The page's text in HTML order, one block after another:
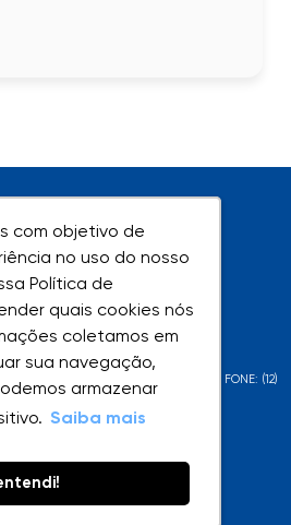
com objetivo de
no uso do nosso
Política de
quais cookies nós
coletamos em
sua navegação,
armazenar
Saiba mais
com objetivo de
no uso do nosso
Política de
quais cookies nós
coletamos em
sua navegação,
armazenar
Saiba mais
os direitos reservados
- SÃO JOSÉ DOS CAMPOS - SP - FONE: (12)